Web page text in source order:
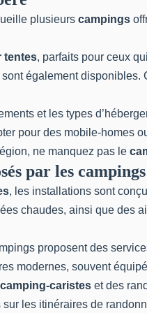
plusieurs campings
tentes, parfaits pour ceux
également disponibles.
et les types
pour des mobile-homes
ne manquez pas le
par les campings
, les installations sont
chaudes, ainsi que des
proposent des
modernes, souvent
camping-caristes et des
les itinéraires de